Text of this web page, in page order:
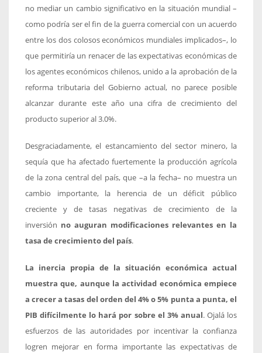
no mediar un cambio significativo en la situación mundial –
como podría ser el fin de la guerra comercial con un acuerdo
entre los dos colosos económicos mundiales implicados–, lo
que permitiría un renacer de las expectativas económicas de
los agentes económicos chilenos, unido a la aprobación de la
reforma tributaria del Gobierno actual, no parece posible
alcanzar durante este año una cifra de crecimiento del
producto superior al 3.0%.
Desgraciadamente, el estancamiento del sector minero, la
sequía que ha afectado fuertemente la producción agrícola
de la zona central del país, que –a la fecha– no muestra un
cambio importante, la herencia de un déficit público
creciente y de tasas negativas de crecimiento de la
inversión no auguran modificaciones relevantes en la
tasa de crecimiento del país.
La inercia propia de la situación económica actual
muestra que, aunque la actividad económica empiece
a crecer a tasas del orden del 4% o 5% punta a punta, el
PIB difícilmente lo hará por sobre el 3% anual. Ojalá los
esfuerzos de las autoridades por incentivar la confianza
logren mejorar en forma importante las expectativas de